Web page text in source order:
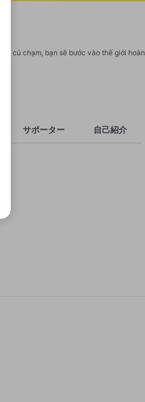
サポーター 自己紹介